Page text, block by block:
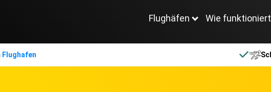
Flughäfen Wie
Flughafen